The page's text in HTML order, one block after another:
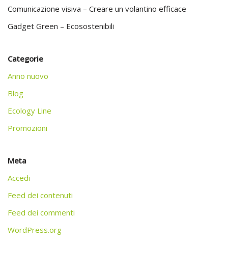
Comunicazione visiva – Creare un volantino efficace
Gadget Green – Ecosostenibili
Categorie
Anno nuovo
Blog
Ecology Line
Promozioni
Meta
Accedi
Feed dei contenuti
Feed dei commenti
WordPress.org